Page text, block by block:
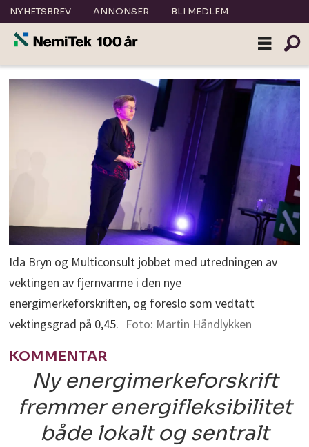
NYHETSBREV ANNONSER BLI MEDLEM
Ida Bryn og Multiconsult jobbet med utredningen av
vektingen av fjernvarme i den nye
energimerkeforskriften, og foreslo som vedtatt
vektingsgrad på 0,45. Foto: Martin Håndlykken
KOMMENTAR
Ny energimerkeforskrift
fremmer energifleksibilitet
både lokalt og sentralt